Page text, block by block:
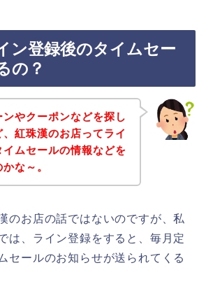
ン登録後のタイムセー
の？
やクーポンなどを探し
紅珠漢のお店ってライ
ムセールの情報などを
な～。
のお店の話ではないのですが、私
は、ライン登録をすると、毎月定
セールのお知らせが送られてくる